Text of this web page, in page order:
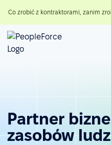
Co zrobić z kontraktorami, zanim
Partner
zasobów